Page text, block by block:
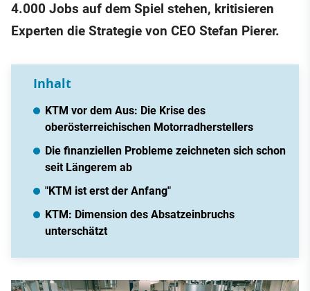
4.000 Jobs auf dem Spiel stehen, kritisieren
Experten die Strategie von CEO Stefan Pierer.
Inhalt
KTM vor dem Aus: Die Krise des
oberösterreichischen Motorradherstellers
Die finanziellen Probleme zeichneten sich schon
seit Längerem ab
"KTM ist erst der Anfang"
KTM: Dimension des Absatzeinbruchs
unterschätzt